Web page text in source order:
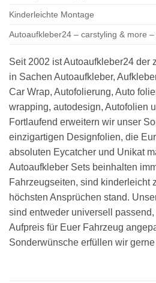
Kinderleichte Montage
Autoaufkleber24 – carstyling & more
Seit 2002 ist Autoaufkleber24 der
in Sachen Autoaufkleber,
Car Wrap, Autofolierung, Auto
wrapping, autodesign, Autofolien
Fortlaufend erweitern wir unser
einzigartigen Designfolien, die
absoluten Eycatcher und Unikat
Autoaufkleber Sets beinhalten
Fahrzeugseiten, sind kinderleicht
höchsten Ansprüchen stand.
sind entweder universell
Aufpreis für Euer Fahrzeug
Sonderwünsche erfüllen wir